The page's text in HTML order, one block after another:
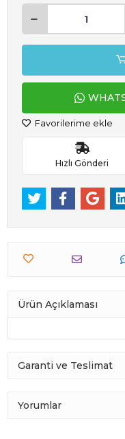
Favorilerime ekle
Hızlı Gönderi
Ürün Açıklaması
Garanti ve Teslimat
Yorumlar